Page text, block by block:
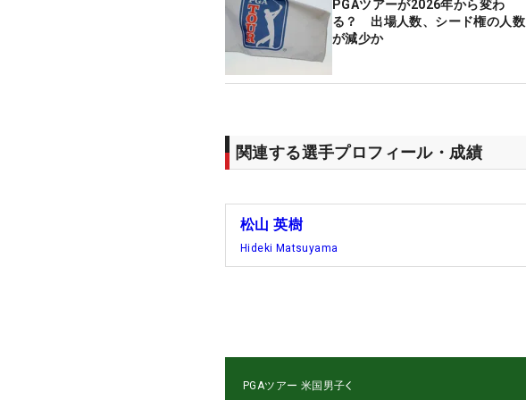
PGAツアーが2026年から変わ
る？ 出場人数、シード権の人数
が減少か
関連する選手プロフィール・成績
松山 英樹
Hideki Matsuyama
PGAツアー 米国男子